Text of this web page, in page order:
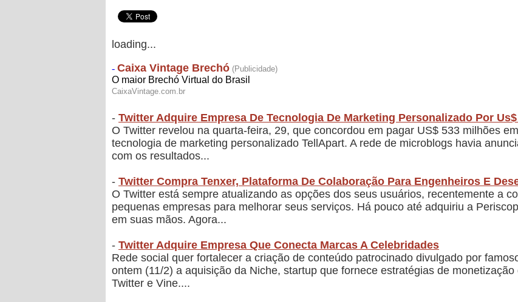
loading...
- Twitter Adquire Empresa De Tecnologia De Marketing Personalizado Por
O Twitter revelou na quarta-feira, 29, que concordou em pagar US$ 533 milhões
tecnologia de marketing personalizado TellApart. A rede de microblogs havia
com os resultados...
- Twitter Compra Tenxer, Plataforma De Colaboração Para Engenheiros E
O Twitter está sempre atualizando as opções dos seus usuários, recentemente a
pequenas empresas para melhorar seus serviços. Há pouco até adquiriu a
em suas mãos. Agora...
- Twitter Adquire Empresa Que Conecta Marcas A Celebridades
Rede social quer fortalecer a criação de conteúdo patrocinado divulgado por
ontem (11/2) a aquisição da Niche, startup que fornece estratégias de
Twitter e Vine....